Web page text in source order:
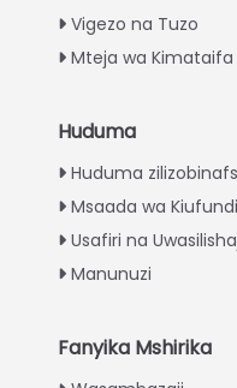
Vigezo na Tuzo
Mteja wa Kimataifa
Huduma
Huduma
Msaada wa Kiufundi
Usafiri na
Manunuzi
Fanyika Mshirika